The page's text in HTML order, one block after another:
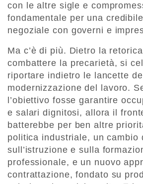
con le altre sigle e
fondamentale per una
negoziale con governi e
Ma c’è di più. Dietro la
combattere la precarietà, si
riportare indietro le lancette
modernizzazione del lavoro.
l’obiettivo fosse garantire
e salari dignitosi, allora il
batterebbe per ben altre
politica industriale, un cambio
sull’istruzione e sulla
professionale, e un nuovo
contrattazione, fondato su